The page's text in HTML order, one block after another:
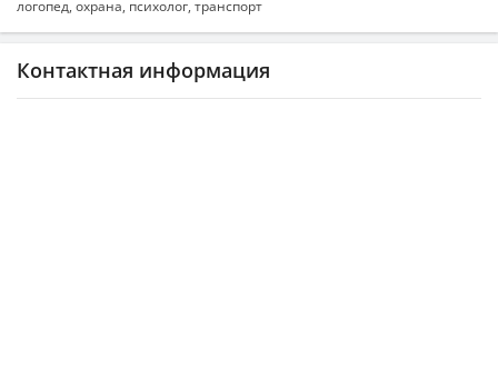
логопед, охрана, психолог, транспорт
Контактная информация